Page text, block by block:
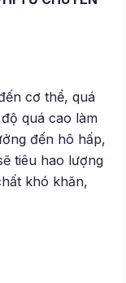
cơ thể, quá
quá cao làm
đến hô hấp,
tiêu hao lượng
khó khăn,